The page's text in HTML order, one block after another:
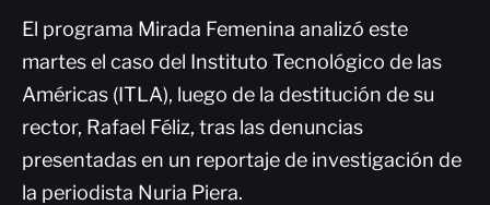
El programa Mirada Femenina analizó este
martes el caso del Instituto Tecnológico de las
Américas (ITLA), luego de la destitución de su
rector, Rafael Féliz, tras las denuncias
presentadas en un reportaje de investigación de
la periodista Nuria Piera.